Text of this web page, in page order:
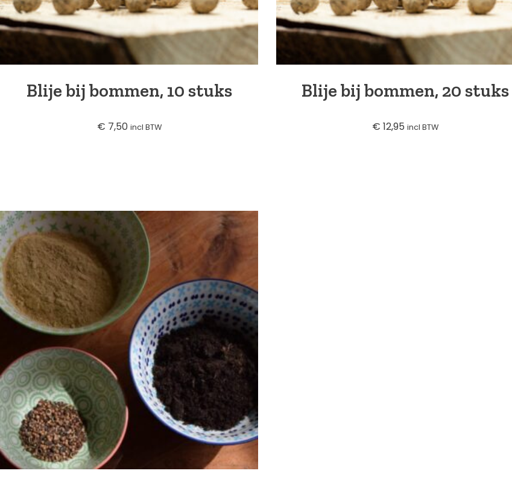
Blije bij bommen, 10 stuks
€ 7,50 incl BTW
Blije bij bommen, 20 stuks
€ 12,95 incl BTW